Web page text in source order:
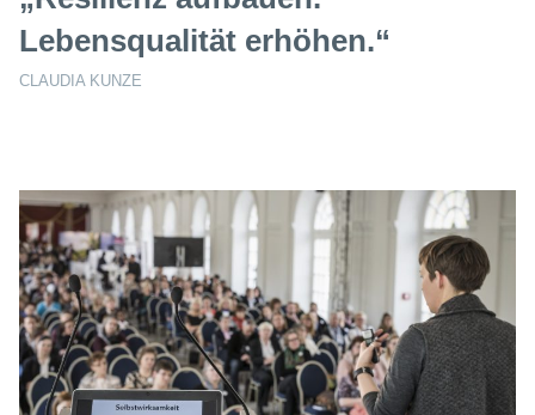
Lebensqualität erhöhen.“
CLAUDIA KUNZE